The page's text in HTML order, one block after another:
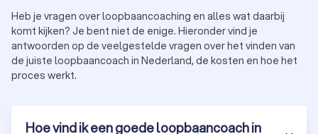
de volgende stap in je carrière; het is een pad naar
zelfontdekking en persoonlijke groei. Met de ondersteuning
van een loopbaancoach kun je onontdekte mogelijkheden
verkennen, nieuwe talenten ontdekken en werken aan een
carrière die niet alleen succesvol is maar je ook elke dag
loopbaancoaching voor jou kan betekenen.
Heb je vragen over loopbaancoaching en alles wat daarbij
komt kijken? Je bent niet de enige. Hieronder vind je
antwoorden op de veelgestelde vragen over het vinden van
de juiste loopbaancoach in Nederland, de kosten en hoe het
proces werkt.
Hoe vind ik een goede loopbaancoach in